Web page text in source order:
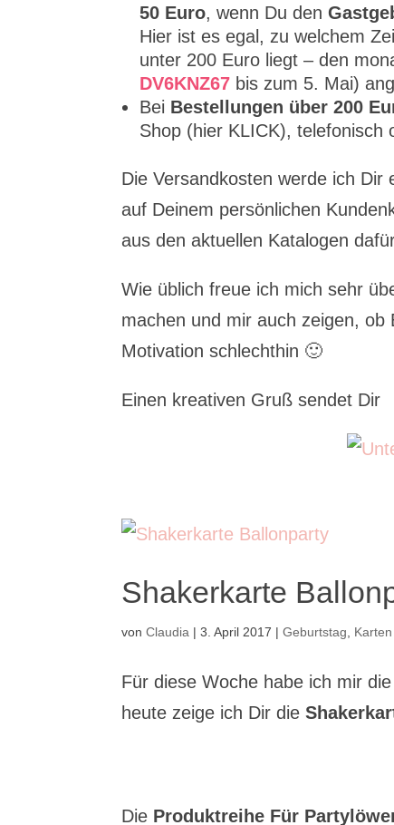
50 Euro, wenn Du den
Hier ist es egal, zu welchem
unter 200 Euro liegt – den
DV6KNZ67 bis zum 5. Mai)
Bei Bestellungen über 200
Shop (hier KLICK), telefonisch
Die Versandkosten werde ich
auf Deinem persönlichen
aus den aktuellen Katalogen
Wie üblich freue ich mich sehr
machen und mir auch zeigen,
Motivation schlechthin 🙂
Einen kreativen Gruß sendet Dir
Shakerkarte
vonClaudia |3. April 2017 |Geburtstag Karten
Für diese Woche habe ich mir die
heute zeige ich Dir die
Die Produktreihe Für